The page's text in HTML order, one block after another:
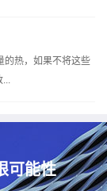
的热，如果不将这些
可能性